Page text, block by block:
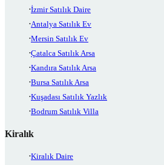
İzmir Satılık Daire
Antalya Satılık Ev
Mersin Satılık Ev
Çatalca Satılık Arsa
Kandıra Satılık Arsa
Bursa Satılık Arsa
Kuşadası Satılık Yazlık
Bodrum Satılık Villa
Kiralık
Kiralık Daire